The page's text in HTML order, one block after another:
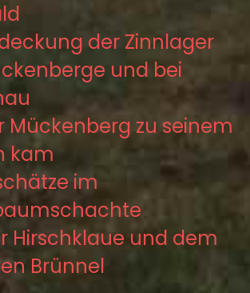
der Zinnlager
und bei
Mückenberg zu seinem
kam
im
Hirschklaue und dem
Brünnel